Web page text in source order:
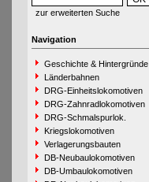
zur erweiterten Suche
Navigation
Geschichte & Hintergründe
Länderbahnen
DRG-Einheitslokomotiven
DRG-Zahnradlokomotiven
DRG-Schmalspurlok.
Kriegslokomotiven
Verlagerungsbauten
DB-Neubaulokomotiven
DB-Umbaulokomotiven